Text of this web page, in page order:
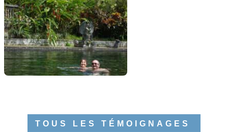
TOUS LES TÉMOIGNAGES